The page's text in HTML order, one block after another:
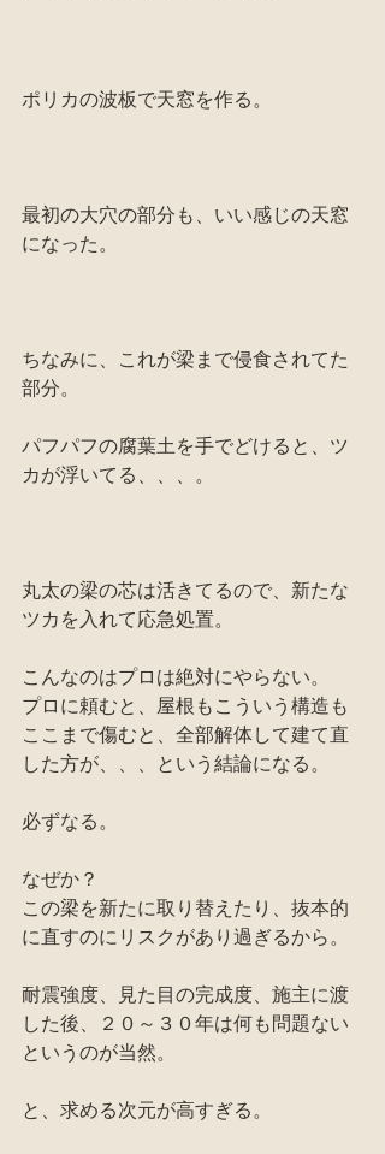
ポリカの波板で天窓を作る。
最初の大穴の部分も、いい感じの天窓
になった。
ちなみに、これが梁まで侵食されてた
部分。
パフパフの腐葉土を手でどけると、ツ
カが浮いてる、、、。
丸太の梁の芯は活きてるので、新たな
ツカを入れて応急処置。
こんなのはプロは絶対にやらない。
プロに頼むと、屋根もこういう構造も
ここまで傷むと、全部解体して建て直
した方が、、、という結論になる。
必ずなる。
なぜか？
この梁を新たに取り替えたり、抜本的
に直すのにリスクがあり過ぎるから。
耐震強度、見た目の完成度、施主に渡
した後、２０～３０年は何も問題ない
というのが当然。
と、求める次元が高すぎる。